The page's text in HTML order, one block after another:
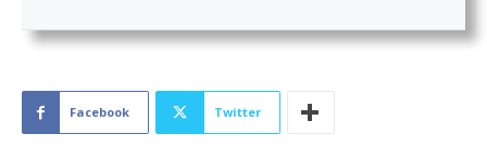
Facebook Twitter